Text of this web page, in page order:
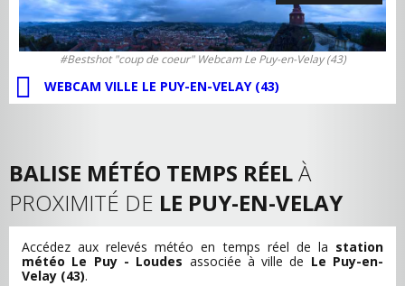
#Bestshot "coup de coeur" Webcam Le Puy-en-Velay (43)
WEBCAM VILLE LE PUY-EN-VELAY (43)
BALISE MÉTÉO TEMPS RÉELÀ
PROXIMITÉ DE LE PUY-EN-VELAY
Accédez aux relevés météo en temps réel de la station
météo Le Puy - Loudes associée à ville de Le Puy-en-
Velay (43).